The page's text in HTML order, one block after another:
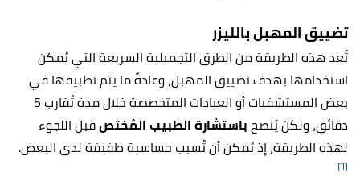
تضييق المهبل بالليزر
تُعد هذه الطريقة من الطرق التجميلية السريعة التي يُمكن
استخدامها بهدف تضييق المهبل، وعادةً ما يتم تطبيقها في
بعض المستشفيات أو العيادات المتخصصة خلال مدة تُقارب 5
دقائق، ولكن يُنصحباستشارة الطبيب المُختصقبل اللجوء
لهذه الطريقة، إذ يُمكن أن تُسبب حساسية طفيفة لدى البعض.
[٦]